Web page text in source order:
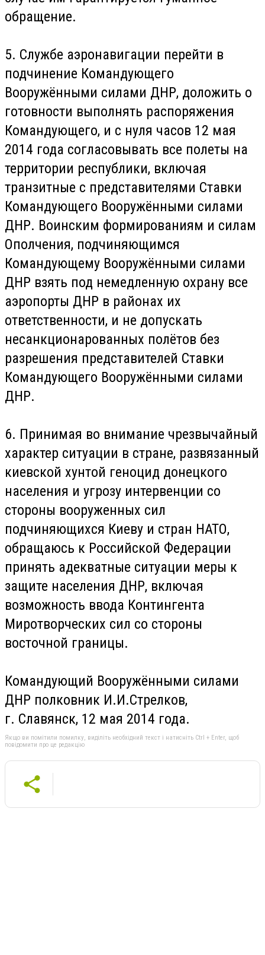
обращение.
5. Службе аэронавигации перейти в
подчинение Командующего
Вооружёнными силами ДНР, доложить о
готовности выполнять распоряжения
Командующего, и с нуля часов 12 мая
2014 года согласовывать все полеты на
территории республики, включая
транзитные с представителями Ставки
Командующего Вооружёнными силами
ДНР. Воинским формированиям и силам
Ополчения, подчиняющимся
Командующему Вооружёнными силами
ДНР взять под немедленную охрану все
аэропорты ДНР в районах их
ответственности, и не допускать
несанкционарованных полётов без
разрешения представителей Ставки
Командующего Вооружёнными силами
ДНР.
6. Принимая во внимание чрезвычайный
характер ситуации в стране, развязанный
киевской хунтой геноцид донецкого
населения и угрозу интервенции со
стороны вооруженных сил
подчиняющихся Киеву и стран НАТО,
обращаюсь к Российской Федерации
принять адекватные ситуации меры к
защите населения ДНР, включая
возможность ввода Контингента
Миротворческих сил со стороны
восточной границы.
Командующий Вооружёнными силами
ДНР полковник И.И.Стрелков,
г. Славянск, 12 мая 2014 года.
Якщо ви помітили помилку, виділіть необхідний текст і натисніть Ctrl + Enter, щоб
повідомити про це редакцію